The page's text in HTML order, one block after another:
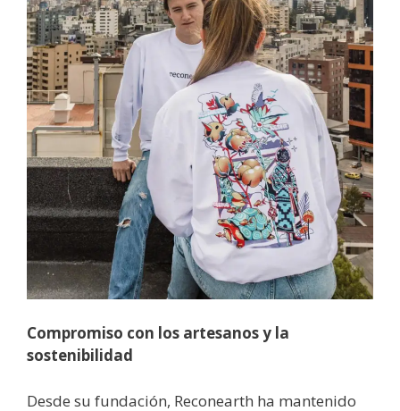
Compromiso con los artesanos y la
sostenibilidad
Desde su fundación, Reconearth ha mantenido